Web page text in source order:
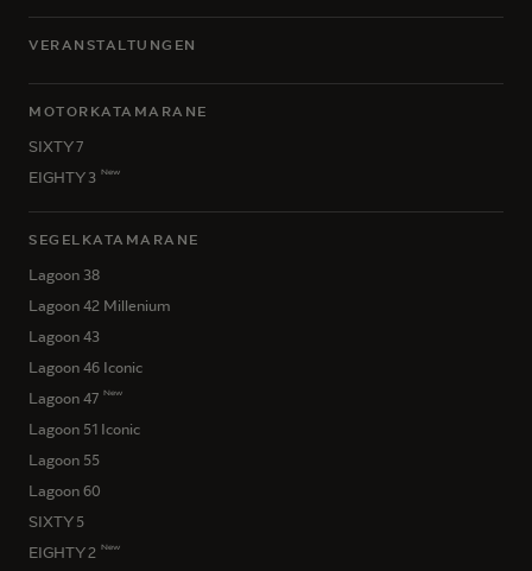
VERANSTALTUNGEN
MOTORKATAMARANE
SIXTY 7
EIGHTY 3 New
SEGELKATAMARANE
Lagoon 38
Lagoon 42 Millenium
Lagoon 43
Lagoon 46 Iconic
Lagoon 47 New
Lagoon 51 Iconic
Lagoon 55
Lagoon 60
SIXTY 5
EIGHTY 2 New